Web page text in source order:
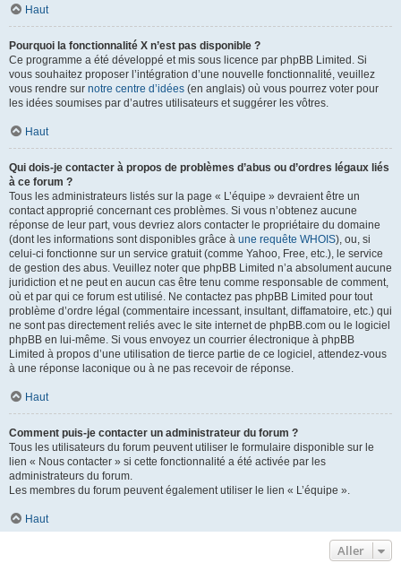
Haut
Pourquoi la fonctionnalité X n’est pas disponible ?
Ce programme a été développé et mis sous licence par phpBB Limited. Si
vous souhaitez proposer l’intégration d’une nouvelle fonctionnalité, veuillez
vous rendre sur notre centre d’idées (en anglais) où vous pourrez voter pour
les idées soumises par d’autres utilisateurs et suggérer les vôtres.
Haut
Qui dois-je contacter à propos de problèmes d’abus ou d’ordres légaux liés
à ce forum ?
Tous les administrateurs listés sur la page « L’équipe » devraient être un
contact approprié concernant ces problèmes. Si vous n’obtenez aucune
réponse de leur part, vous devriez alors contacter le propriétaire du domaine
(dont les informations sont disponibles grâce à une requête WHOIS), ou, si
celui-ci fonctionne sur un service gratuit (comme Yahoo, Free, etc.), le service
de gestion des abus. Veuillez noter que phpBB Limited n’a absolument aucune
juridiction et ne peut en aucun cas être tenu comme responsable de comment,
où et par qui ce forum est utilisé. Ne contactez pas phpBB Limited pour tout
problème d’ordre légal (commentaire incessant, insultant, diffamatoire, etc.) qui
ne sont pas directement reliés avec le site internet de phpBB.com ou le logiciel
phpBB en lui-même. Si vous envoyez un courrier électronique à phpBB
Limited à propos d’une utilisation de tierce partie de ce logiciel, attendez-vous
à une réponse laconique ou à ne pas recevoir de réponse.
Haut
Comment puis-je contacter un administrateur du forum ?
Tous les utilisateurs du forum peuvent utiliser le formulaire disponible sur le
lien « Nous contacter » si cette fonctionnalité a été activée par les
administrateurs du forum.
Les membres du forum peuvent également utiliser le lien « L’équipe ».
Haut
Aller